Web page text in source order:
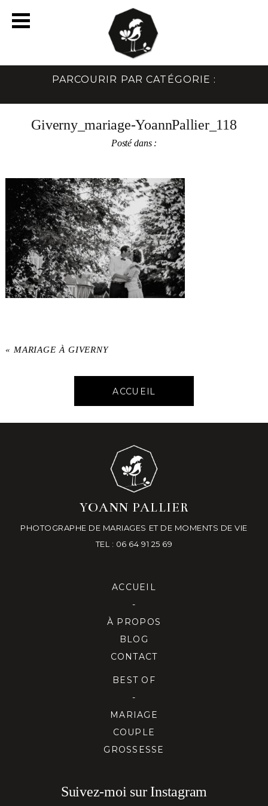
PARCOURIR PAR CATÉGORIE :
Giverny_mariage-YoannPallier_118
Posté dans :
« MARIAGE À GIVERNY
ACCUEIL
YOANN PALLIER
PHOTOGRAPHE DE MARIAGES ET DE MOMENTS DE VIE
TEL : 06 64 91 25 69
ACCUEIL
-
À PROPOS
BLOG
CONTACT
BEST OF
-
MARIAGE
COUPLE
GROSSESSE
Suivez-moi sur Instagram